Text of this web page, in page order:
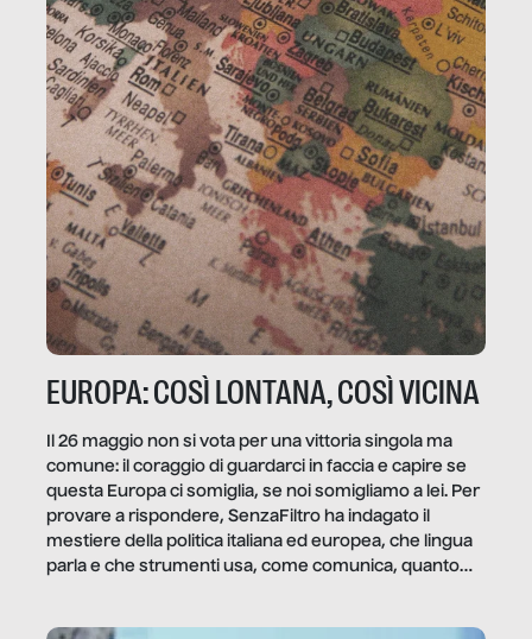
EUROPA: COSÌ LONTANA, COSÌ VICINA
Il 26 maggio non si vota per una vittoria singola ma
comune: il coraggio di guardarci in faccia e capire se
questa Europa ci somiglia, se noi somigliamo a lei. Per
provare a rispondere, SenzaFiltro ha indagato il
mestiere della politica italiana ed europea, che lingua
parla e che strumenti usa, come comunica, quanto